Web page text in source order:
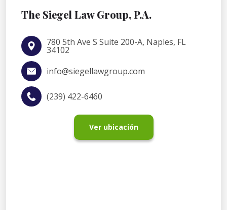
The Siegel Law Group, P.A.
780 5th Ave S Suite 200-A, Naples, FL
34102
info@siegellawgroup.com
(239) 422-6460
Ver ubicación